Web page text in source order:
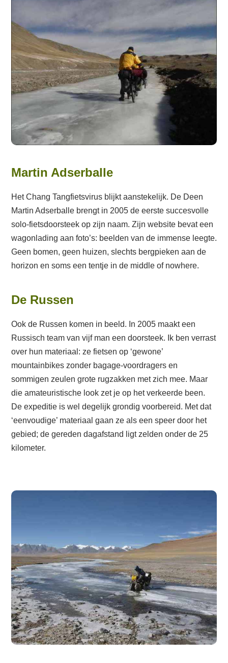
Martin Adserballe
Het Chang Tangfietsvirus blijkt aanstekelijk. De Deen
Martin Adserballe brengt in 2005 de eerste succesvolle
solo-fietsdoorsteek op zijn naam. Zijn website bevat een
wagonlading aan foto’s: beelden van de immense leegte.
Geen bomen, geen huizen, slechts bergpieken aan de
horizon en soms een tentje in de middle of nowhere.
De Russen
Ook de Russen komen in beeld. In 2005 maakt een
Russisch team van vijf man een doorsteek. Ik ben verrast
over hun materiaal: ze fietsen op ‘gewone’
mountainbikes zonder bagage-voordragers en
sommigen zeulen grote rugzakken met zich mee. Maar
die amateuristische look zet je op het verkeerde been.
De expeditie is wel degelijk grondig voorbereid. Met dat
‘eenvoudige’ materiaal gaan ze als een speer door het
gebied; de gereden dagafstand ligt zelden onder de 25
kilometer.